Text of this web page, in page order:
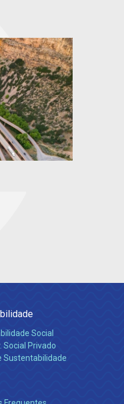
Social
Social Privado
Sustentabilidade